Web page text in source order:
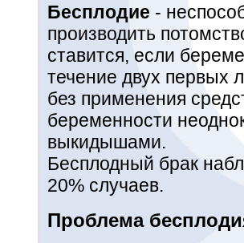
Бесплодие -
производить
ставится, если
течение двух первых
без применения
беременности
выкидышами.
Бесплодный брак
20% случаев.
Проблема